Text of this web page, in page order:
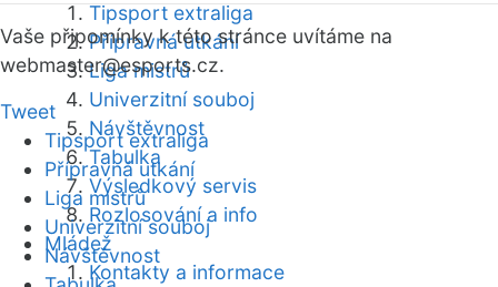
Tipsport extraliga
Přípravná utkání
Liga mistrů
Univerzitní souboj
Návštěvnost
Tabulka
Výsledkový servis
Rozlosování a info
Mládež
Kontakty a informace
Vaše připomínky k této stránce uvítáme na
webmaster@esports.cz.
Tweet
Tipsport extraliga
Přípravná utkání
Liga mistrů
Univerzitní souboj
Návštěvnost